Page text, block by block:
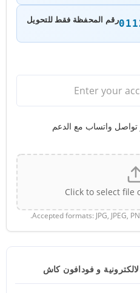
رقم المحفظة فقط للتحويل
تواصل واتساب مع الدعم
Click to select file
Accepted formats: JPG, JPEG,
و فودافون كاش